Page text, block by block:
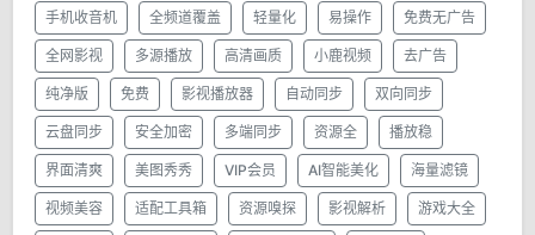
手机收音机 全频道覆盖 轻量化 易操作 免费无广告
全网影视 多源播放 高清画质 小鹿视频 去广告
纯净版 免费 影视播放器 自动同步 双向同步
云盘同步 安全加密 多端同步 资源全 播放稳
界面清爽 美图秀秀 VIP会员 AI智能美化 海量滤镜
视频美容 适配工具箱 资源嗅探 影视解析 游戏大全